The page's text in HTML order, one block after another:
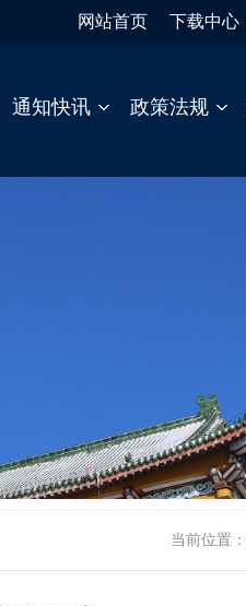
下载中心
网站首页
通知快讯 政策法规
当前位置：